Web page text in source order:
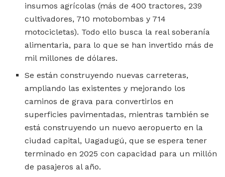
insumos agrícolas (más de 400 tractores, 239
cultivadores, 710 motobombas y 714
motocicletas). Todo ello busca la real soberanía
alimentaria, para lo que se han invertido más de
mil millones de dólares.
Se están construyendo nuevas carreteras,
ampliando las existentes y mejorando los
caminos de grava para convertirlos en
superficies pavimentadas, mientras también se
está construyendo un nuevo aeropuerto en la
ciudad capital, Uagadugú, que se espera tener
terminado en 2025 con capacidad para un millón
de pasajeros al año.